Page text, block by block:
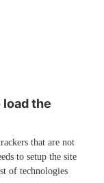
the
that are not
to setup the site
of technologies